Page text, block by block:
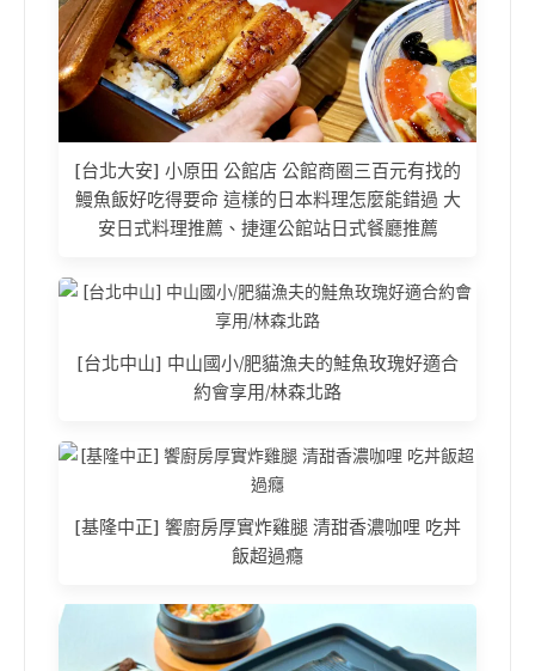
[台北大安] 小原田 公館店 公館商圈三百元有找的
鰻魚飯好吃得要命 這樣的日本料理怎麼能錯過 大
安日式料理推薦、捷運公館站日式餐廳推薦
[台北中山] 中山國小/肥貓漁夫的鮭魚玫瑰好適合
約會享用/林森北路
[基隆中正] 饗廚房厚實炸雞腿 清甜香濃咖哩 吃丼
飯超過癮